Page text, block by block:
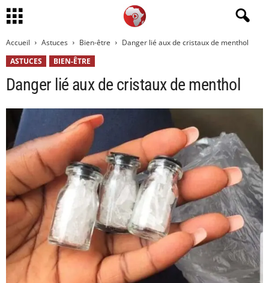
Accueil Astuces Bien-être
Danger lié aux de cristaux de menthol
ASTUCES
BIEN-ÊTRE
Danger lié aux de cristaux de menthol